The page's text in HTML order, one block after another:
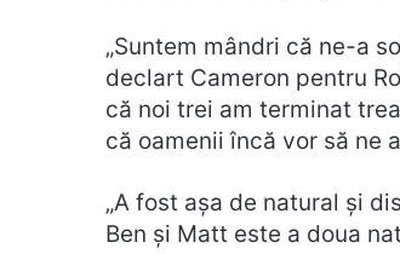
„Suntem mândri că ne-a
declart Cameron pentru
că noi trei am terminat
că oamenii încă vor să ne
„A fost așa de natural și
Ben și Matt este a doua